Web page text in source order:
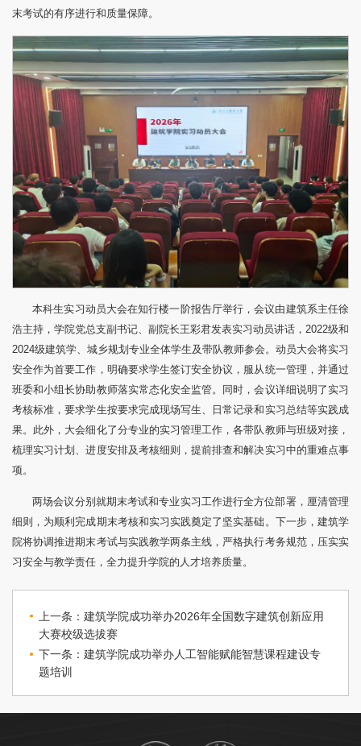
末考试的有序进行和质量保障。
本科生实习动员大会在知行楼一阶报告厅举行，会议由建筑系主任徐
浩主持，学院党总支副书记、副院长王彩君发表实习动员讲话，2022级和
2024级建筑学、城乡规划专业全体学生及带队教师参会。动员大会将实习
安全作为首要工作，明确要求学生签订安全协议，服从统一管理，并通过
班委和小组长协助教师落实常态化安全监管。同时，会议详细说明了实习
考核标准，要求学生按要求完成现场写生、日常记录和实习总结等实践成
果。此外，大会细化了分专业的实习管理工作，各带队教师与班级对接，
梳理实习计划、进度安排及考核细则，提前排查和解决实习中的重难点事
项。
两场会议分别就期末考试和专业实习工作进行全方位部署，厘清管理
细则，为顺利完成期末考核和实习实践奠定了坚实基础。下一步，建筑学
院将协调推进期末考试与实践教学两条主线，严格执行考务规范，压实实
习安全与教学责任，全力提升学院的人才培养质量。
上一条：建筑学院成功举办2026年全国数字建筑创新应用
大赛校级选拔赛
下一条：建筑学院成功举办人工智能赋能智慧课程建设专
题培训